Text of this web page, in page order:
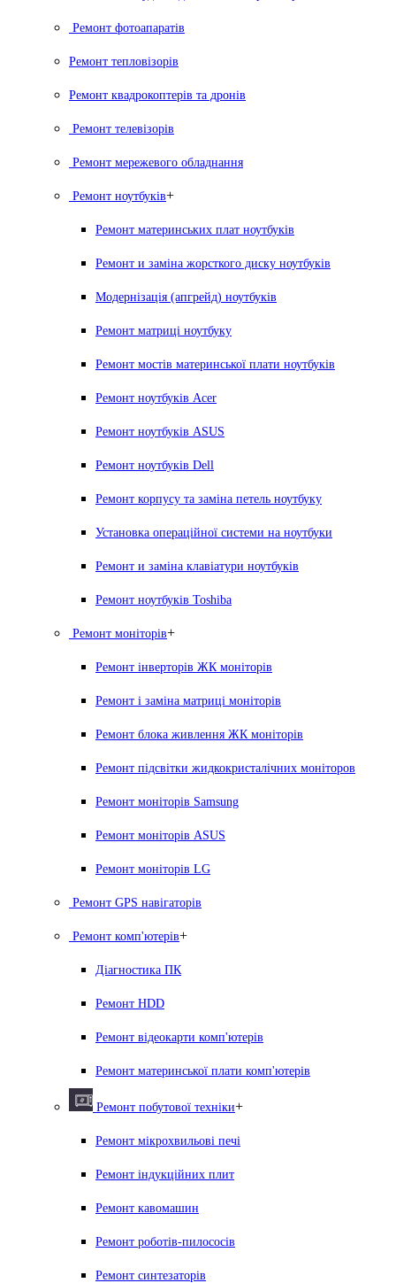
Ремонт фотоапаратів
Ремонт тепловізорів
Ремонт квадрокоптерів та дронів
Ремонт телевізорів
Ремонт мережевого обладнання
Ремонт ноутбуків+
Ремонт материнських плат ноутбуків
Ремонт и заміна жорсткого диску ноутбуків
Модернізація (апгрейд) ноутбуків
Ремонт матриці ноутбуку
Ремонт мостів материнської плати ноутбуків
Ремонт ноутбуків Acer
Ремонт ноутбуків ASUS
Ремонт ноутбуків Dell
Ремонт корпусу та заміна петель ноутбуку
Установка операційної системи на ноутбуки
Ремонт и заміна клавіатури ноутбуків
Ремонт ноутбуків Toshiba
Ремонт моніторів+
Ремонт інверторів ЖК моніторів
Ремонт і заміна матриці моніторів
Ремонт блока живлення ЖК моніторів
Ремонт підсвітки жидкокристалічних моніторов
Ремонт моніторів Samsung
Ремонт моніторів ASUS
Ремонт моніторів LG
Ремонт GPS навігаторів
Ремонт комп'ютерів+
Діагностика ПК
Ремонт HDD
Ремонт відеокарти комп'ютерів
Ремонт материнської плати комп'ютерів
Ремонт побутової техніки+
Ремонт мікрохвильові печі
Ремонт індукційних плит
Ремонт кавомашин
Ремонт роботів-пилососів
Ремонт синтезаторів